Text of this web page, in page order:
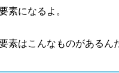
素になるよ。
素はこんなものがあるん